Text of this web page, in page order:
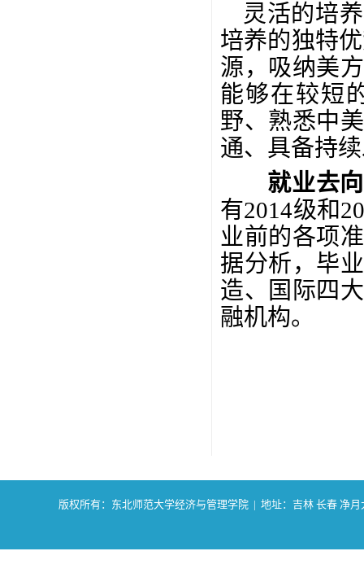
灵活的培
培养的独特
源，吸纳美
能够在较短
野、熟悉中
通、具备持
就业去
有2014级和
业前的各项
据分析，毕
造、国际四
融机构。
版权所有：东北师范大学经济与管理学院 | 地址：吉林 长春